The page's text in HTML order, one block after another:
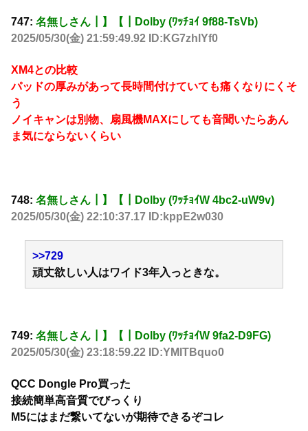
747: 名無しさん┃】【┃Dolby (ﾜｯﾁｮｲ 9f88-TsVb)
2025/05/30(金) 21:59:49.92 ID:KG7zhlYf0
XM4との比較
パッドの厚みがあって長時間付けていても痛くなりにくそ
う
ノイキャンは別物、扇風機MAXにしても音聞いたらあん
ま気にならないくらい
748: 名無しさん┃】【┃Dolby (ﾜｯﾁｮｲW 4bc2-uW9v)
2025/05/30(金) 22:10:37.17 ID:kppE2w030
>>729
頑丈欲しい人はワイド3年入っときな。
749: 名無しさん┃】【┃Dolby (ﾜｯﾁｮｲW 9fa2-D9FG)
2025/05/30(金) 23:18:59.22 ID:YMlTBquo0
QCC Dongle Pro買った
接続簡単高音質でびっくり
M5にはまだ繋いてないが期待できるぞコレ